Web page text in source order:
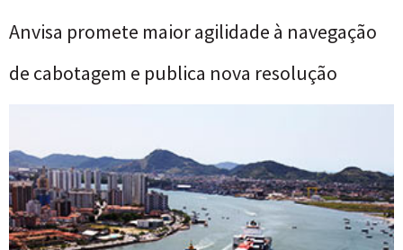
Anvisa promete maior agilidade à navegação
de cabotagem e publica nova resolução